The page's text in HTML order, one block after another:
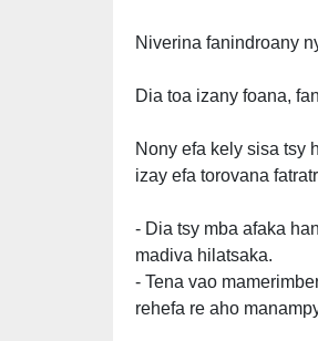
Niverina fanindroany
Dia toa izany foana,
Nony efa kely sisa tsy
izay efa torovana
- Dia tsy mba afaka
madiva hilatsaka.
- Tena vao
rehefa re aho